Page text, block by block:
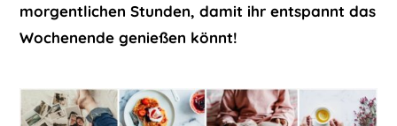
morgentlichen Stunden, damit ihr entspannt das
Wochenende genießen könnt!